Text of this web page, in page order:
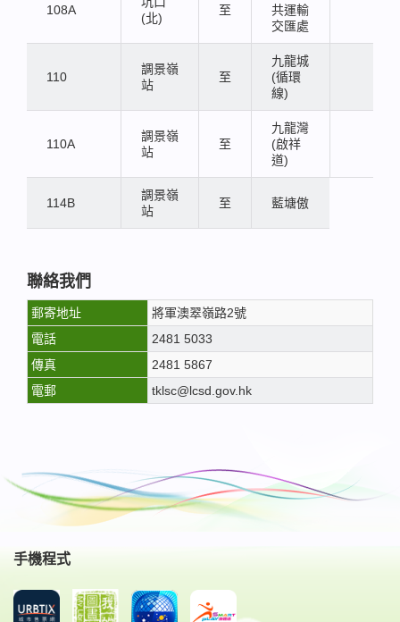
108A
(北)
至
共運輸
交匯處
110
調景嶺
站
至
九龍城
(循環
線)
110A
調景嶺
站
至
九龍灣
(啟祥
道)
114B
調景嶺
站
至 藍塘傲
聯絡我們
郵寄地址
將軍澳翠嶺路2號
電話
2481 5033
傳真
2481 5867
電郵
tklsc@lcsd.gov.hk
手機程式